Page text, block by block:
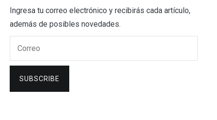
Ingresa tu correo electrónico y recibirás cada artículo,
además de posibles novedades.
SUBSCRIBE